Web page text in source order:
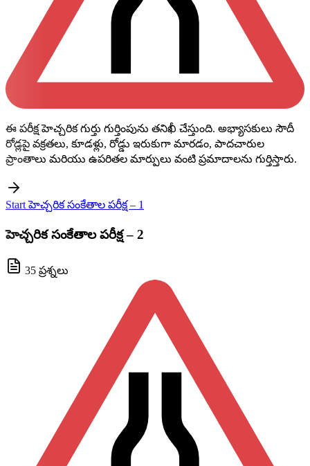
ఈ పరీక్ష హెచ్చరిక గుర్తు గుర్తింపును తనిఖీ చేస్తుంది. అభ్యాసకులు సౌదీ
రోడ్లపై వక్రతలు, కూడళ్లు, రోడ్డు ఇరుకుగా మారడం, పాదచారుల
ప్రాంతాలు మరియు ఉపరితల మార్పులు వంటి ప్రమాదాలను గుర్తిస్తారు.
Start హెచ్చరిక సంకేతాల పరీక్ష – 1
హెచ్చరిక సంకేతాల పరీక్ష – 2
35 ప్రశ్నలు